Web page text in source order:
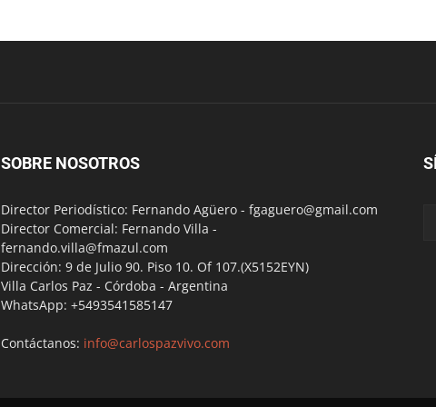
SOBRE NOSOTROS
Director Periodístico: Fernando Agüero - fgaguero@gmail.com
Director Comercial: Fernando Villa -
fernando.villa@fmazul.com
Dirección: 9 de Julio 90. Piso 10. Of 107.(X5152EYN)
Villa Carlos Paz - Córdoba - Argentina
WhatsApp: +5493541585147
Contáctanos: info@carlospazvivo.com